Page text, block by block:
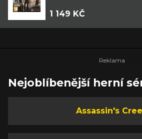
1 149 KČ
Nejoblíbenější herní
Assassin's